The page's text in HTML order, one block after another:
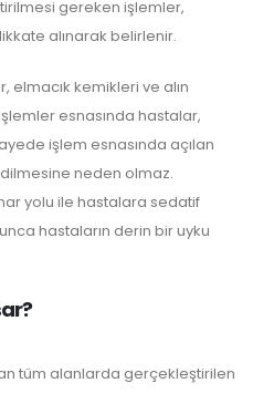
gereken işlemler,
alınarak belirlenir.
elmacık kemikleri ve alın
esnasında hastalar,
işlem esnasında açılan
neden olmaz.
yolu ile hastalara sedatif
hastaların derin bir uyku
tüm alanlarda gerçekleştirilen